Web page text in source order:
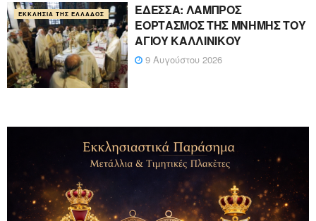
ΕΚΚΛΗΣΊΑ ΤΗΣ ΕΛΛΆΔΟΣ
ΕΔΕΣΣΑ: ΛΑΜΠΡΟΣ
ΕΟΡΤΑΣΜΟΣ ΤΗΣ ΜΝΗΜΗΣ ΤΟΥ
ΑΓΙΟΥ ΚΑΛΛΙΝΙΚΟΥ
9 Αυγούστου 2026